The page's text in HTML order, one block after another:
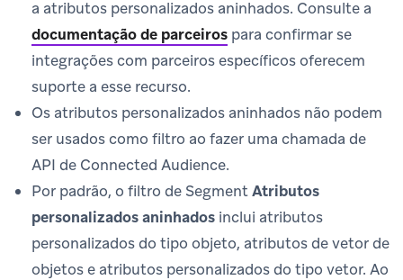
a atributos personalizados aninhados. Consulte a
documentação de parceiros para confirmar se
integrações com parceiros específicos oferecem
suporte a esse recurso.
Os atributos personalizados aninhados não podem
ser usados como filtro ao fazer uma chamada de
API de Connected Audience.
Por padrão, o filtro de SegmentAtributos
personalizados aninhados inclui atributos
personalizados do tipo objeto, atributos de vetor de
objetos e atributos personalizados do tipo vetor. Ao